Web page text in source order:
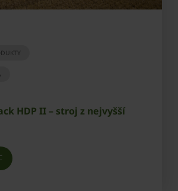
HDP II – stroj z nejvyšší